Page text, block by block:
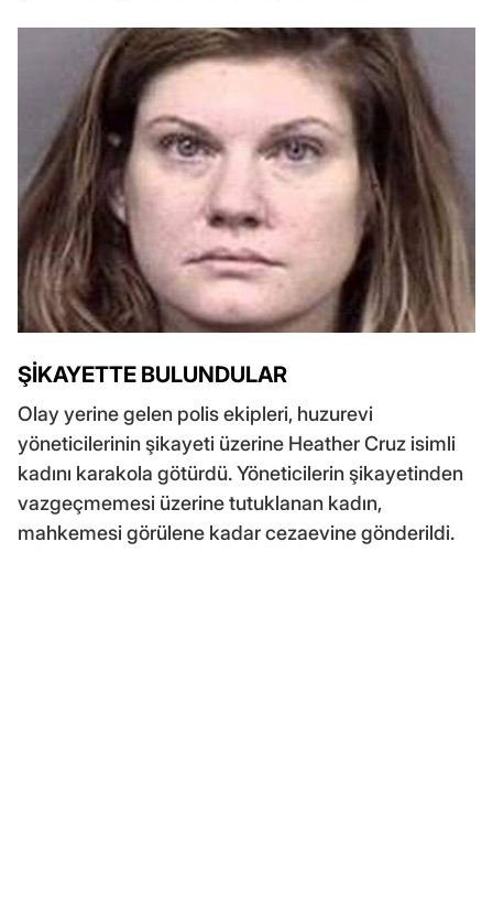
ŞİKAYETTE BULUNDULAR
Olay yerine gelen polis ekipleri, huzurevi
yöneticilerinin şikayeti üzerine Heather Cruz isimli
kadını karakola götürdü. Yöneticilerin şikayetinden
vazgeçmemesi üzerine tutuklanan kadın,
mahkemesi görülene kadar cezaevine gönderildi.